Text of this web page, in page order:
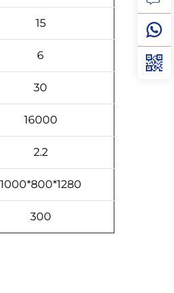
15
6
30
16000
2.2
1000*800*1280
300